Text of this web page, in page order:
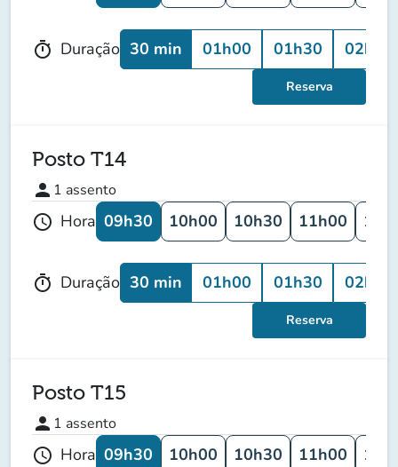
timer Duração 30 min 01h00 01h30 02h00
Reserva
Posto T14
person 1 assento
schedule Hora 09h30 10h00 10h30 11h00
timer Duração 30 min 01h00 01h30 02h00
Reserva
Posto T15
person 1 assento
schedule Hora 09h30 10h00 10h30 11h00